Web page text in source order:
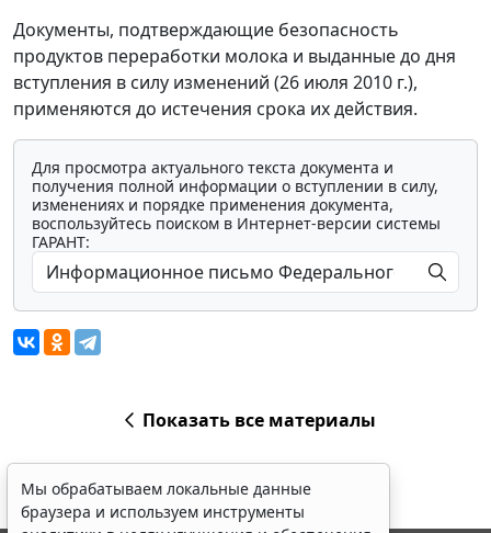
Документы, подтверждающие безопасность
продуктов переработки молока и выданные до дня
вступления в силу изменений (26 июля 2010 г.),
применяются до истечения срока их действия.
Для просмотра актуального текста документа и
получения полной информации о вступлении в силу,
изменениях и порядке применения документа,
воспользуйтесь поиском в Интернет-версии системы
ГАРАНТ:
Показать все материалы
Мы обрабатываем локальные данные
браузера и используем инструменты